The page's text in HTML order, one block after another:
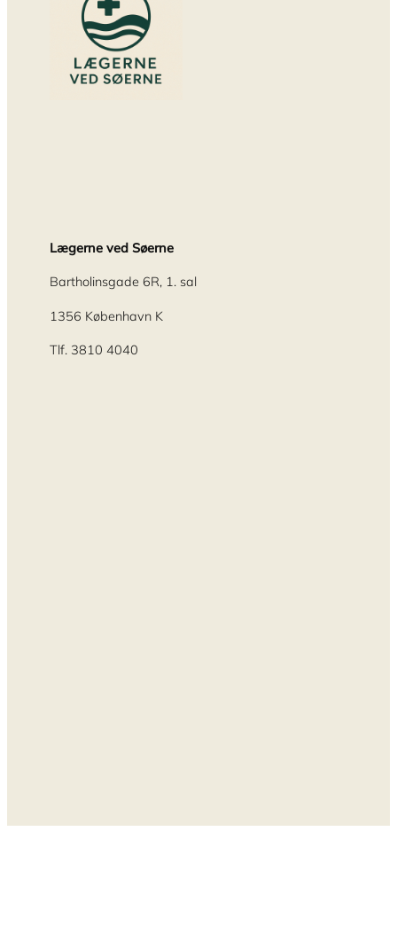
Lægerne ved Søerne
Bartholinsgade 6R, 1. sal
1356 København K
Tlf. 3810 4040